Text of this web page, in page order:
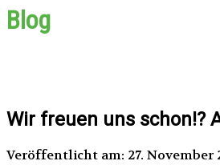
Blog
Wir freuen uns schon!?
Veröffentlicht am: 27. November